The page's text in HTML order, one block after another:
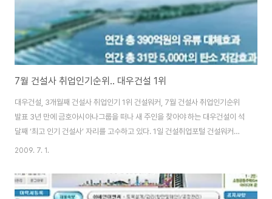
7월 건설사 취업인기순위.. 대우건설 1위
대우건설, 3개월째 건설사 취업인기 1위 건설워커, 7월 건설사 취업인기순위
발표 3년 만에 금호아시아나그룹을 떠나 새 주인을 찾아야 하는 대우건설이 석
달째 ‘최고 인기 건설사’ 자리를 고수하고 있다. 1일 건설취업포털 건설워커
(www.worker.co.kr 대표 유종현)가 발표한 ‘7월 건설사 취업 인기순위’에
'최고 인기 건설사' 자리에 올랐다. 대우엔지니어링(엔지니어링), 구산토건(전
문건설), 희림종합건축사사무소(건축설계), 중앙디자인(인테리어) 등이 부문별
2009. 7. 1.